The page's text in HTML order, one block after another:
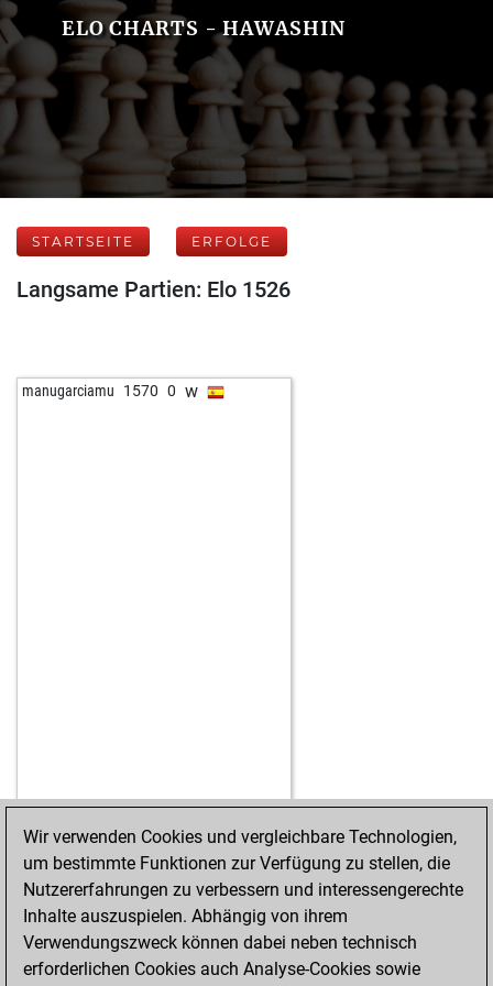
ELO CHARTS - HAWASHIN
STARTSEITE ERFOLGE
Langsame Partien: Elo 1526
manugarciamu 1570 0 w
STARTSEITE ERFOLGE
Wir verwenden Cookies und vergleichbare Technologien,
um bestimmte Funktionen zur Verfügung zu stellen, die
Nutzererfahrungen zu verbessern und interessengerechte
Inhalte auszuspielen. Abhängig von ihrem
Verwendungszweck können dabei neben technisch
erforderlichen Cookies auch Analyse-Cookies sowie